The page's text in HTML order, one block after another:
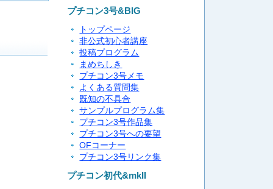
プチコン3号&BIG
トップページ
非公式初心者講座
投稿プログラム
まめちしき
プチコン3号メモ
よくある質問集
既知の不具合
サンプルプログラム集
プチコン3号作品集
プチコン3号への要望
OFコーナー
プチコン3号リンク集
プチコン初代&mkII